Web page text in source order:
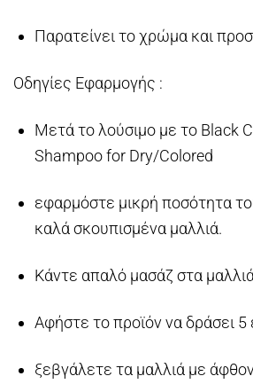
Παρατείνει το χρώμα και
Οδηγίες Εφαρμογής :
Μετά το λούσιμο με το Black
Shampoo for Dry/Colored
εφαρμόστε μικρή ποσότητα
καλά σκουπισμένα μαλλιά.
Κάντε απαλό μασάζ στα
Αφήστε το προϊόν να δράσει
ξεβγάλετε τα μαλλιά με